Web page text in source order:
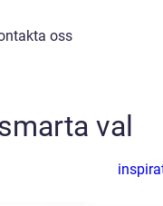
oss
val